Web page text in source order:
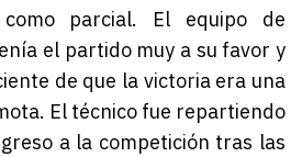
parcial. El equipo de
el partido muy a su favor y
de que la victoria era una
El técnico fue repartiendo
a la competición tras las